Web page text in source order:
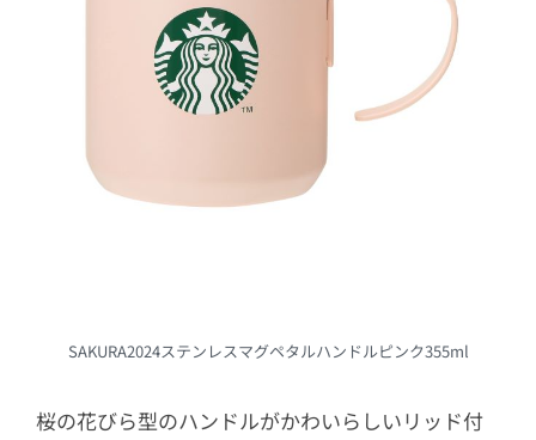
SAKURA2024ステンレスマグペタルハンドルピンク355ml
桜の花びら型のハンドルがかわいらしいリッド付